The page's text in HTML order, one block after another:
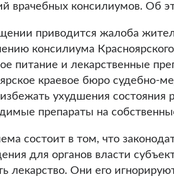
врачебных консилиумов. Об
приводится жалоба
консилиума
питание и лекарственные
краевое бюро судебно-
ухудшения состояния
препараты на
состоит в том, что
для органов власти
лекарство. Они его